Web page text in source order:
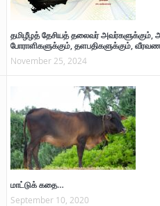
தமிழீழத் தேசியத் தலைவர்
போராளிகளுக்கும், தளபதிகளுக்கும்,
November 25, 2024
மாட்டுக் கதை…
September 10, 2020